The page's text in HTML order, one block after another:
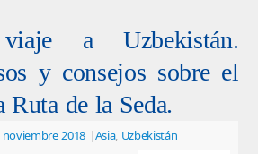
a Uzbekistán.
y consejos sobre el
Ruta de la Seda.
noviembre 2018 |Asia, Uzbekistán